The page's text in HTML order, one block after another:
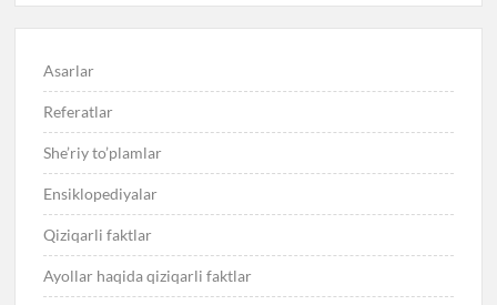
Asarlar
Referatlar
She’riy to’plamlar
Ensiklopediyalar
Qiziqarli faktlar
Ayollar haqida qiziqarli faktlar